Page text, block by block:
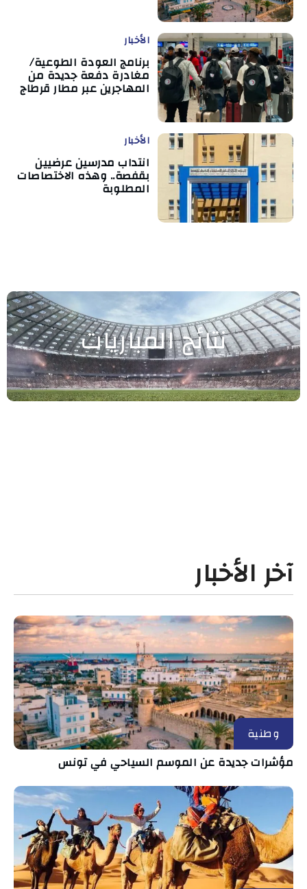
الأخبار
برنامج العودة الطوعية/
مغادرة دفعة جديدة من
المهاجرين عبر مطار قرطاج
الأخبار
انتداب مدرسين عرضيين
بقفصة.. وهذه الاختصاصات
المطلوبة
نتائج المباريات
آخر الأخبار
وطنية
مؤشرات جديدة عن الموسم السياحي في تونس